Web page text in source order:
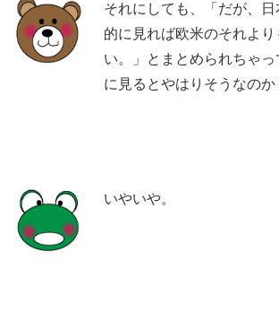
それにしても、「だが、
的に見れば欧米のそれよ
い。」とまとめられちゃ
に見るとやはりそうなのか
いやいや。